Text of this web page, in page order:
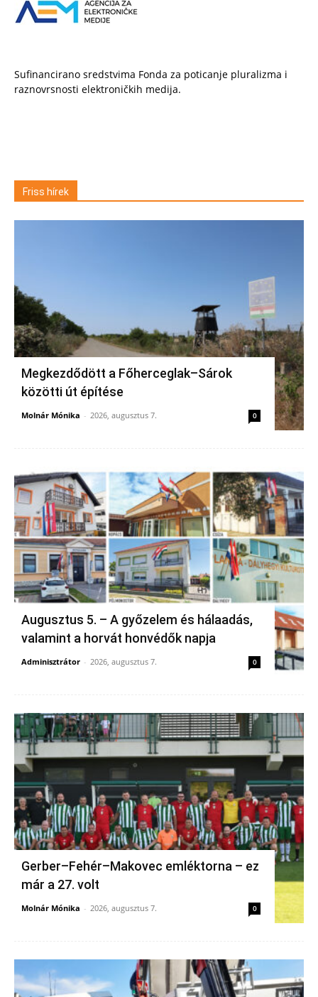
Sufinancirano sredstvima Fonda za poticanje pluralizma i
raznovrsnosti elektroničkih medija.
Friss hírek
Megkezdődött a Főherceglak–Sárok
közötti út építése
Molnár Mónika - 2026, augusztus 7. 0
Augusztus 5. – A győzelem és hálaadás,
valamint a horvát honvédők napja
Adminisztrátor - 2026, augusztus 7. 0
Gerber–Fehér–Makovec emléktorna – ez
már a 27. volt
Molnár Mónika - 2026, augusztus 7. 0